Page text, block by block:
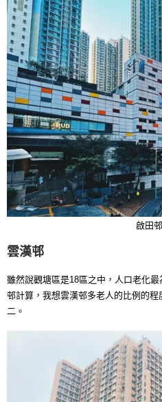
啟田
雲漢邨
雖然說觀塘區是18區之中，人口老化
邨計算，我想雲漢邨多老人的比例的
二。